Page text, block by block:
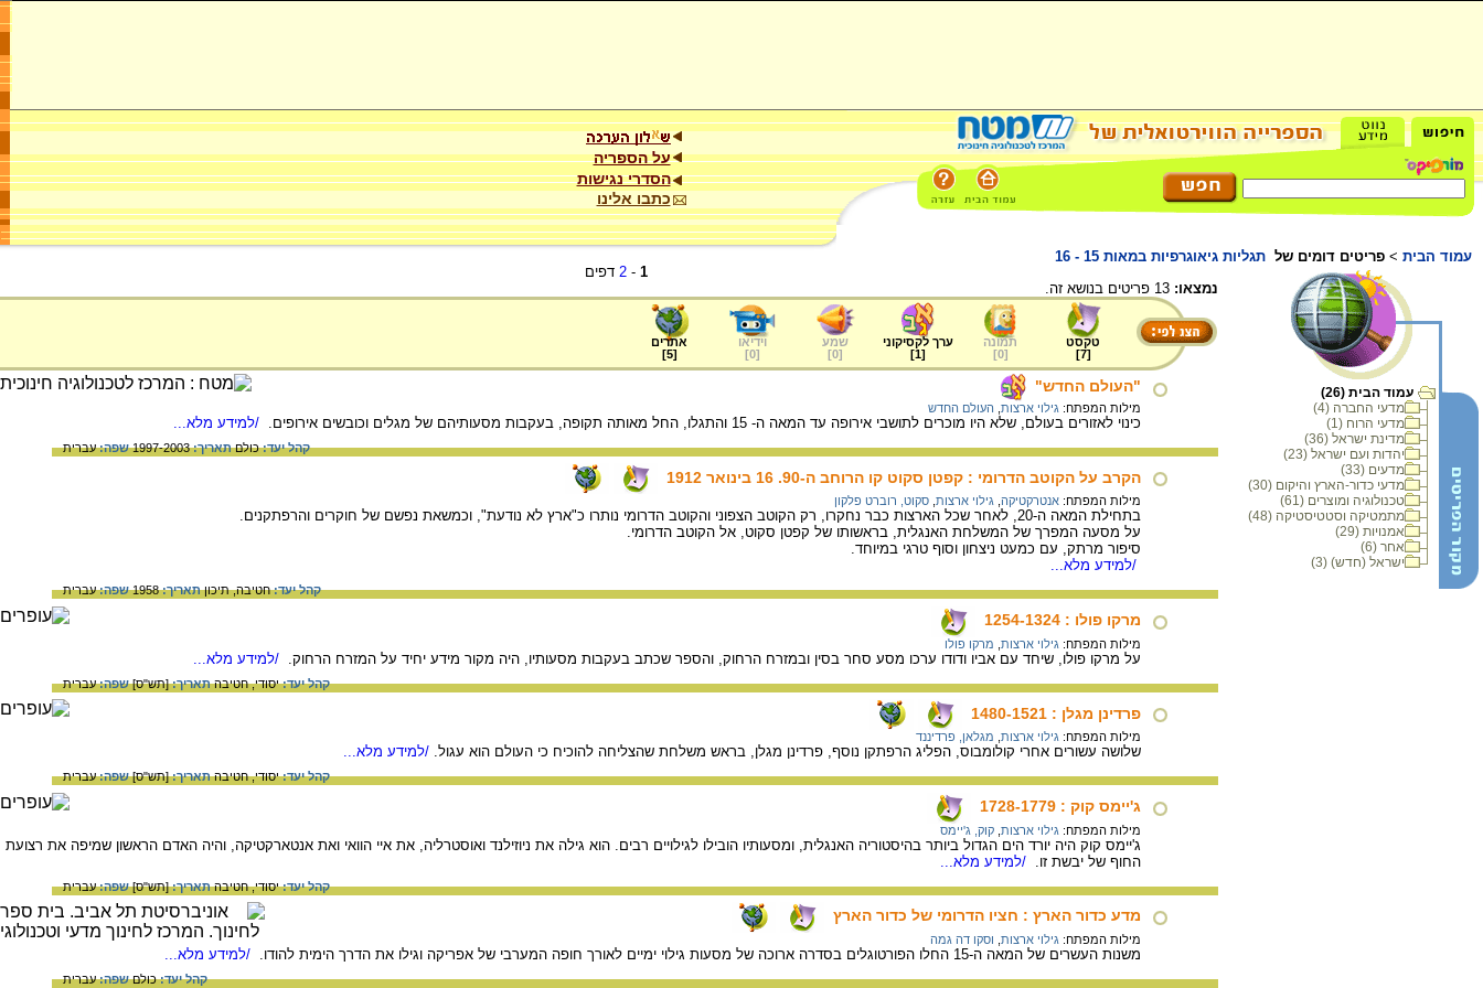
על הספריה
הסדרי נגישות
כתבו אלינו
עמוד הבית > פריטים דומים של תגליות גיאוגרפיות במאות 15 - 16
עמוד הבית (26)
מדעי החברה (4)
מדעי הרוח (1)
מדינת ישראל (36)
יהדות ועם ישראל (23)
מדעים (33)
מדעי כדור-הארץ והיקום (30)
טכנולוגיה ומוצרים (61)
מתמטיקה וסטטיסטיקה (48)
אמנויות (29)
אחר (6)
ישראל (חדש) (3)
1
-
2 דפים
נמצאו:
טקסט
[
7
]
תמונה
[
0
]
ערך לקסיקוני
[
1
]
שמע
[
0
]
וידיאו
[
0
]
אתרים
[
5
]
"העולם החדש"
מילות המפתח: גילוי ארצות העולם החדש
כינוי לאזורים בעולם, שלא היו מוכרים לתושבי אירופה עד המאה ה- 15 והתגלו, החל מאותה תקופה, בעקבות מסעותיהם של מגלים וכובשים אירופים. /למידע מלא...
קהל יעד:כולםתאריך:1997-2003 שפה:עברית
הקרב על הקוטב הדרומי : קפטן סקוט קו הרוחב ה-90. 16 בינואר 1912
מילות המפתח: אנטרקטיקה גילוי ארצות סקוט, רוברט פלקון
בתחילת המאה ה-20, לאחר שכל הארצות כבר נחקרו, רק הקוטב הצפוני והקוטב הדרומי נותרו כ"ארץ לא נודעת", וכמשאת נפשם של חוקרים והרפתקנים.
על מסעה המפרך של המשלחת האנגלית, בראשותו של קפטן סקוט, אל הקוטב הדרומי.
סיפור מרתק, עם כמעט ניצחון וסוף טרגי במיוחד.
/למידע מלא...
קהל יעד:חטיבה,תיכוןתאריך:1958 שפה:עברית
מרקו פולו : 1254-1324
מילות המפתח: גילוי ארצות מרקו פולו
על מרקו פולו, שיחד עם אביו ודודו ערכו מסע סחר בסין ובמזרח הרחוק, והספר שכתב בעקבות מסעותיו, היה מקור מידע יחיד על המזרח הרחוק. /למידע מלא...
קהל יעד:יסודי,חטיבהתאריך:[תש"ס]שפה:עברית
פרדינן מגלן : 1480-1521
מילות המפתח: גילוי ארצות מגלאן, פרדיננד
שלושה עשורים אחרי קולומבוס, הפליג הרפתקן נוסף, פרדינן מגלן, בראש משלחת שהצליחה להוכיח כי העולם הוא עגול. /למידע מלא...
קהל יעד:יסודי,חטיבהתאריך:[תש"ס]שפה:עברית
ג'יימס קוק : 1728-1779
מילות המפתח: גילוי ארצות קוק, ג'יימס
ג'יימס קוק היה יורד הים הגדול ביותר בהיסטוריה האנגלית, ומסעותיו הובילו לגילויים רבים. הוא גילה את ניוזילנד ואוסטרליה, את איי הוואי ואת אנטארקטיקה, והיה האדם הראשון שמיפה את רצועת
החוף של יבשת זו.
/למידע מלא...
קהל יעד:יסודי,חטיבהתאריך:[תש"ס]שפה:עברית
מדע כדור הארץ : חציו הדרומי של כדור הארץ
מילות המפתח: גילוי ארצות וסקו דה גמה
משנות העשרים של המאה ה-15 החלו הפורטוגלים בסדרה ארוכה של מסעות גילוי ימיים לאורך חופה המערבי של אפריקה וגילו את הדרך הימית להודו. /למידע מלא...
קהל יעד:כולםשפה:עברית